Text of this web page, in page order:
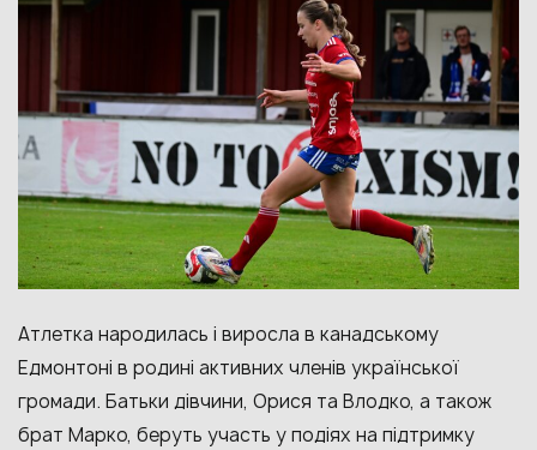
Атлетка народилась і виросла в канадському
Едмонтоні в родині активних членів української
громади. Батьки дівчини, Орися та Влодко, а також
брат Марко, беруть участь у подіях на підтримку